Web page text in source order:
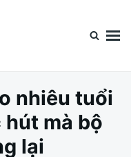
nhiêu tuổi
mà bộ
lại